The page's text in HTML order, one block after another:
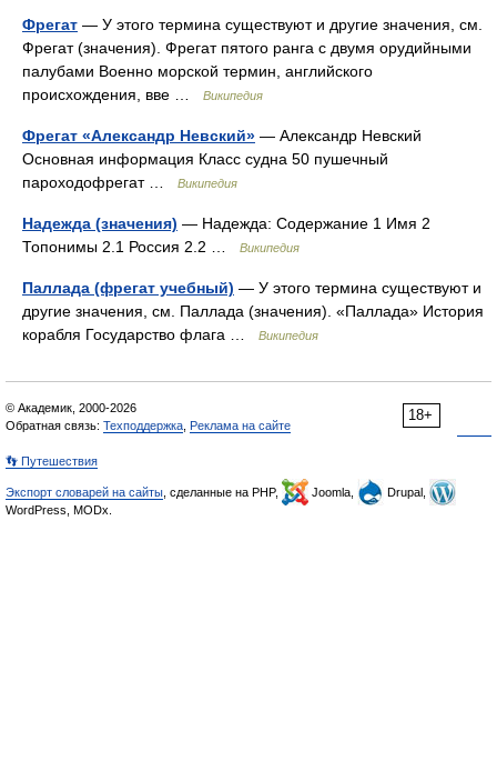
Фрегат — У этого термина существуют и другие значения, см.
Фрегат (значения). Фрегат пятого ранга с двумя орудийными
палубами Военно морской термин, английского
происхождения, вве …
Википедия
Фрегат «Александр Невский» — Александр Невский
Основная информация Класс судна 50 пушечный
пароходофрегат …
Википедия
Надежда (значения) — Надежда: Содержание 1 Имя 2
Топонимы 2.1 Россия 2.2 …
Википедия
Паллада (фрегат учебный) — У этого термина существуют и
другие значения, см. Паллада (значения). «Паллада» История
корабля Государство флага …
Википедия
18+
© Академик, 2000-2026
Обратная связь: Техподдержка Реклама на сайте
👣 Путешествия
Экспорт словарей на сайты , сделанные на PHP, Joomla,
Drupal,
WordPress, MODx.